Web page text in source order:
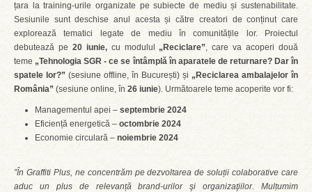
țara la training-urile organizate pe subiecte de mediu și sustenabilitate.
Sesiunile sunt deschise anul acesta și către creatori de conținut care
explorează tematici legate de mediu în comunitățile lor. Proiectul
debutează pe 20 iunie, cu modulul „Reciclare”, care va acoperi două
teme „Tehnologia SGR - ce se întâmplă în aparatele de returnare? Dar în
spatele lor?” (sesiune offline, în București) și „Reciclarea ambalajelor în
România” (sesiune online, în 26 iunie). Următoarele teme acoperite vor fi:
Managementul apei – septembrie 2024
Eficiență energetică – octombrie 2024
Economie circulară – noiembrie 2024
”În Graffiti Plus, ne concentrăm pe dezvoltarea de soluții colaborative care
aduc un plus de relevanță brand-urilor şi organizaţiilor. Mulṭumim